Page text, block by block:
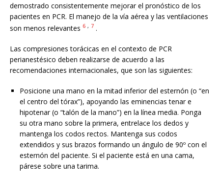
demostrado consistentemente mejorar el pronóstico de los
pacientes en PCR. El manejo de la vía aérea y las ventilaciones
son menos relevantes 6 , 7 .
Las compresiones torácicas en el contexto de PCR
perianestésico deben realizarse de acuerdo a las
recomendaciones internacionales, que son las siguientes:
Posicione una mano en la mitad inferior del esternón (o “en
el centro del tórax”), apoyando las eminencias tenar e
hipotenar (o “talón de la mano”) en la línea media. Ponga
su otra mano sobre la primera, entrelace los dedos y
mantenga los codos rectos. Mantenga sus codos
extendidos y sus brazos formando un ángulo de 90º con el
esternón del paciente. Si el paciente está en una cama,
párese sobre una tarima.